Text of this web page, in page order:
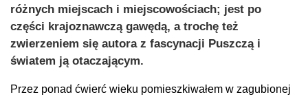
różnych miejscach i miejscowościach; jest po
części krajoznawczą gawędą, a trochę też
zwierzeniem się autora z fascynacji Puszczą i
światem ją otaczającym.
Przez ponad ćwierć wieku pomieszkiwałem w zagubionej